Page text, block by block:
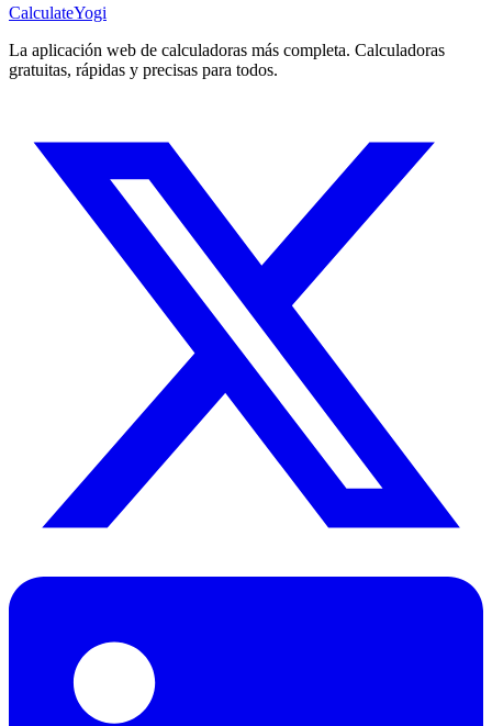
CalculateYogi
La aplicación web de calculadoras más completa. Calculadoras
gratuitas, rápidas y precisas para todos.